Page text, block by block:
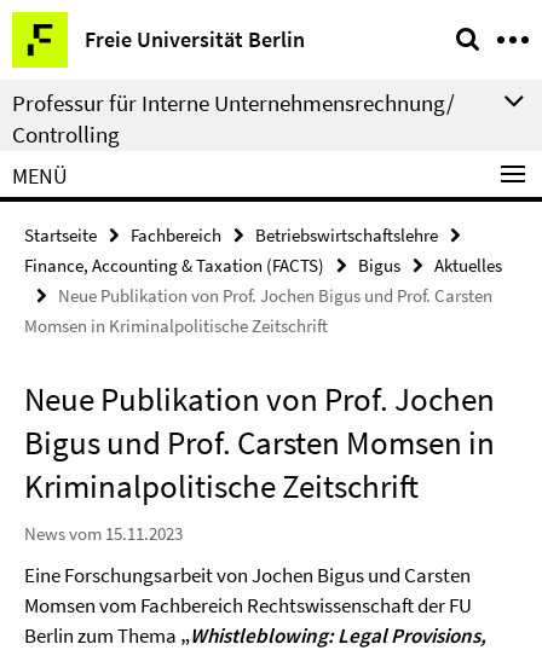
Springe
direkt
zu
Inhalt
Freie Universität Berlin
Service-
Navigation
Professur für Interne Unternehmensrechnung/
Controlling
MENÜ
Startseite Fachbereich
Betriebswirtschaftslehre
Finance, Accounting & Taxation (FACTS)
Bigus
Aktuelles
Neue Publikation von Prof. Jochen Bigus und Prof. Carsten
Momsen in Kriminalpolitische Zeitschrift
Neue Publikation von Prof. Jochen
Bigus und Prof. Carsten Momsen in
Kriminalpolitische Zeitschrift
News vom 15.11.2023
Eine Forschungsarbeit von Jochen Bigus und Carsten
Momsen vom Fachbereich Rechtswissenschaft der FU
Berlin zum Thema „Whistleblowing: Legal Provisions,